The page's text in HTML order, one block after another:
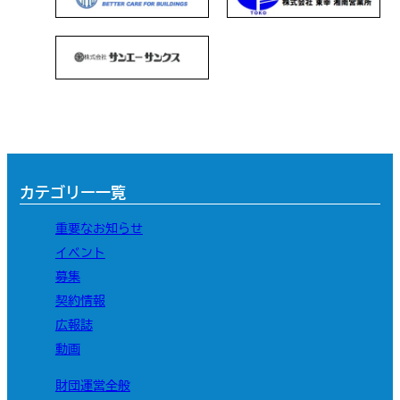
カテゴリー一覧
重要なお知らせ
イベント
募集
契約情報
広報誌
動画
財団運営全般